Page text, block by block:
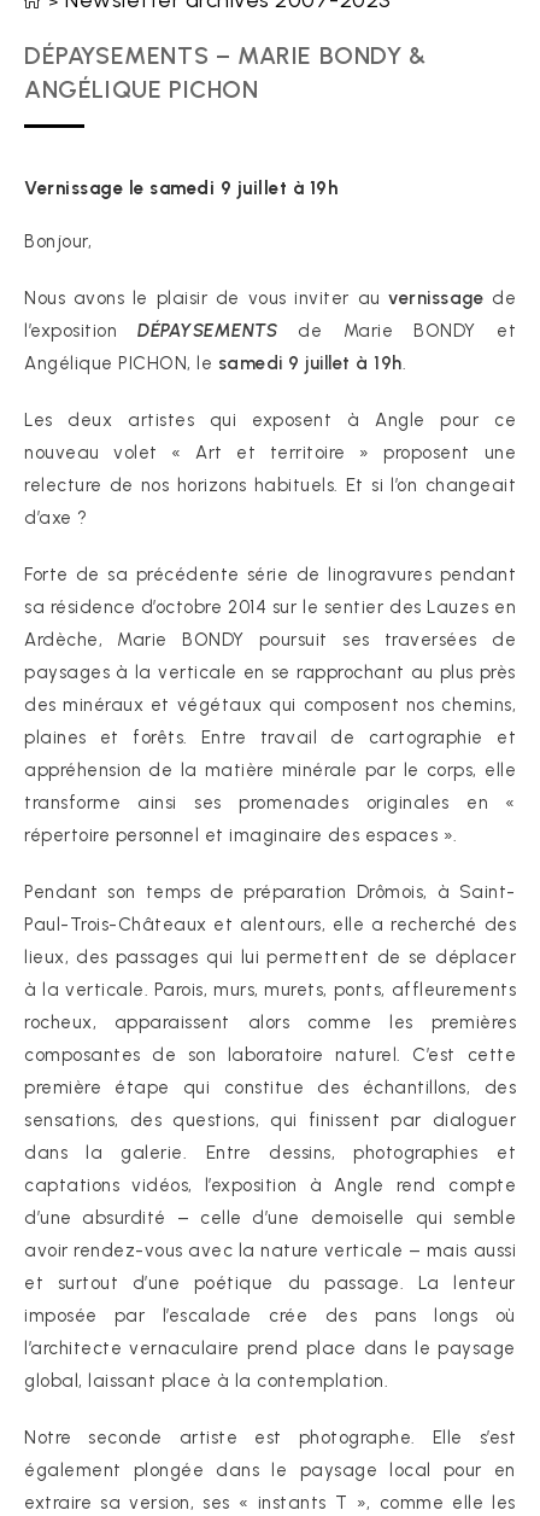
DÉPAYSEMENTS – MARIE BONDY &
ANGÉLIQUE PICHON
Vernissage le samedi 9 juillet à 19h
Bonjour,
Nous avons le plaisir de vous inviter auvernissage de
l’expositionDÉPAYSEMENTS
de Marie BONDY et
Angélique PICHON, le samedi 9 juillet à 19h.
Les deux artistes qui exposent à Angle pour ce
nouveau volet « Art et territoire » proposent une
relecture de nos horizons habituels. Et si l’on changeait
d’axe ?
Forte de sa précédente série de linogravures pendant
sa résidence d’octobre 2014 sur le sentier des Lauzes en
Ardèche, Marie BONDY poursuit ses traversées de
paysages à la verticale en se rapprochant au plus près
des minéraux et végétaux qui composent nos chemins,
plaines et forêts. Entre travail de cartographie et
appréhension de la matière minérale par le corps, elle
transforme ainsi ses promenades originales en «
répertoire personnel et imaginaire des espaces ».
Pendant son temps de préparation Drômois, à Saint-
Paul-Trois-Châteaux et alentours, elle a recherché des
lieux, des passages qui lui permettent de se déplacer
à la verticale. Parois, murs, murets, ponts, affleurements
rocheux, apparaissent alors comme les premières
composantes de son laboratoire naturel. C’est cette
première étape qui constitue des échantillons, des
sensations, des questions, qui finissent par dialoguer
dans la galerie. Entre dessins, photographies et
captations vidéos, l’exposition à Angle rend compte
d’une absurdité – celle d’une demoiselle qui semble
avoir rendez-vous avec la nature verticale – mais aussi
et surtout d’une poétique du passage. La lenteur
imposée par l’escalade crée des pans longs où
l’architecte vernaculaire prend place dans le paysage
global, laissant place à la contemplation.
Notre seconde artiste est photographe. Elle s’est
également plongée dans le paysage local pour en
extraire sa version, ses « instants T », comme elle les